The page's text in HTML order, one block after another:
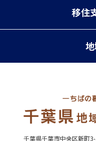
移住
千葉県千葉市中央区新町